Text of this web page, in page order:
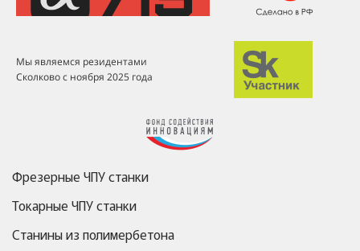
Мы являемся резидентами
Сколково с ноября 2025 года
Фрезерные ЧПУ станки
Токарные ЧПУ станки
Станины из полимербетона